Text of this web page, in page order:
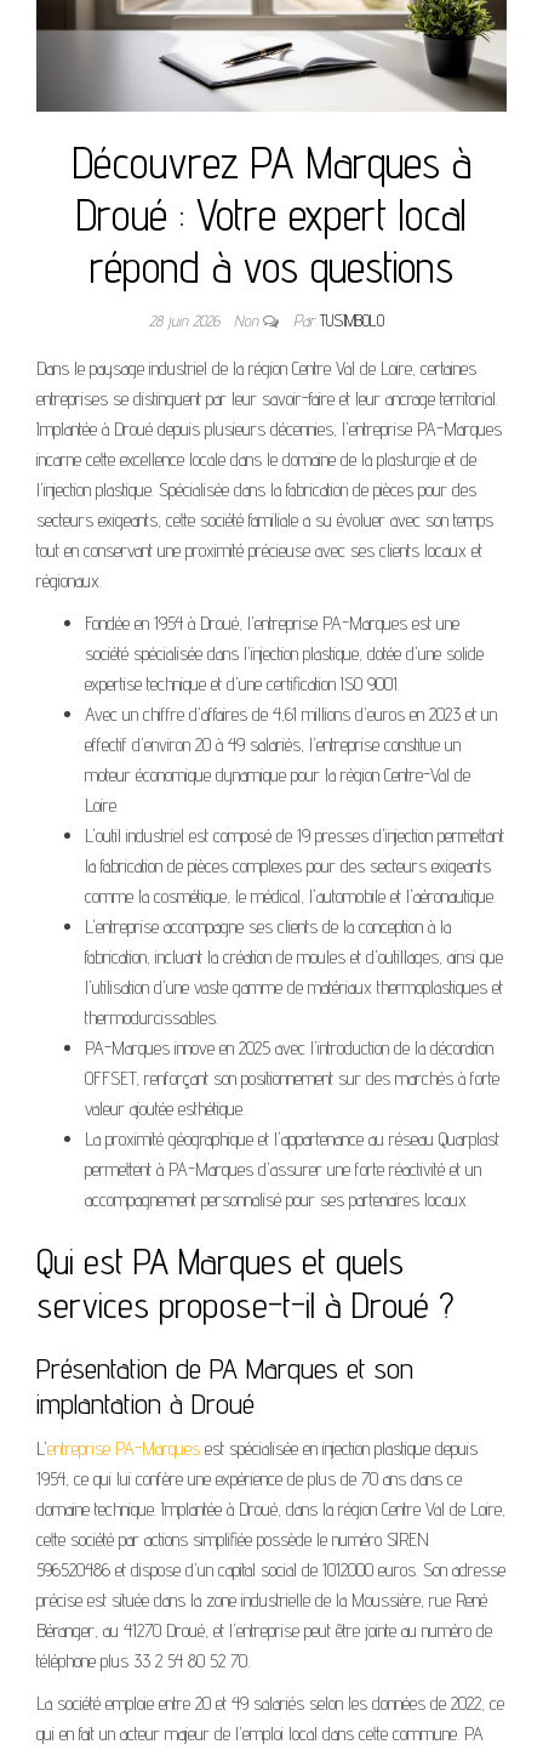
Découvrez PA Marques à
Droué : Votre expert local
répond à vos questions
28 juin 2026 Non ParTUSIMBOLO
Dans le paysage industriel de la région Centre Val de Loire, certaines
entreprises se distinguent par leur savoir-faire et leur ancrage territorial.
Implantée à Droué depuis plusieurs décennies, l'entreprise PA-Marques
incarne cette excellence locale dans le domaine de la plasturgie et de
l'injection plastique. Spécialisée dans la fabrication de pièces pour des
secteurs exigeants, cette société familiale a su évoluer avec son temps
tout en conservant une proximité précieuse avec ses clients locaux et
régionaux.
Fondée en 1954 à Droué, l'entreprise PA-Marques est une
société spécialisée dans l'injection plastique, dotée d'une solide
expertise technique et d'une certification ISO 9001.
Avec un chiffre d'affaires de 4,61 millions d'euros en 2023 et un
effectif d'environ 20 à 49 salariés, l'entreprise constitue un
moteur économique dynamique pour la région Centre-Val de
Loire.
L'outil industriel est composé de 19 presses d'injection permettant
la fabrication de pièces complexes pour des secteurs exigeants
comme la cosmétique, le médical, l'automobile et l'aéronautique.
L'entreprise accompagne ses clients de la conception à la
fabrication, incluant la création de moules et d'outillages, ainsi que
l'utilisation d'une vaste gamme de matériaux thermoplastiques et
thermodurcissables.
PA-Marques innove en 2025 avec l'introduction de la décoration
OFFSET, renforçant son positionnement sur des marchés à forte
valeur ajoutée esthétique.
La proximité géographique et l'appartenance au réseau Quarplast
permettent à PA-Marques d'assurer une forte réactivité et un
accompagnement personnalisé pour ses partenaires locaux.
Qui est PA Marques et quels
services propose-t-il à Droué ?
Présentation de PA Marques et son
implantation à Droué
L'entreprise PA-Marques est spécialisée en injection plastique depuis
1954, ce qui lui confère une expérience de plus de 70 ans dans ce
domaine technique. Implantée à Droué, dans la région Centre Val de Loire,
cette société par actions simplifiée possède le numéro SIREN
596520486 et dispose d'un capital social de 1012000 euros. Son adresse
précise est située dans la zone industrielle de la Moussière, rue René
Béranger, au 41270 Droué, et l'entreprise peut être jointe au numéro de
téléphone plus 33 2 54 80 52 70.
La société emploie entre 20 et 49 salariés selon les données de 2022, ce
qui en fait un acteur majeur de l'emploi local dans cette commune. PA